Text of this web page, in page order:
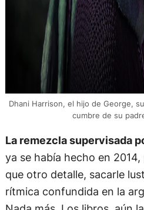
Dhani Harrison, el hijo de George,
cumbre de su
La remezcla supervisada
ya se había hecho en
que otro detalle, sacarle
rítmica confundida en la